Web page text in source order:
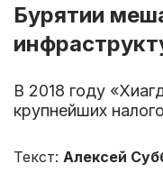
Бурятии
В 2018 году
крупнейших
Текст: Алексей